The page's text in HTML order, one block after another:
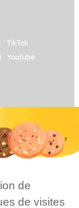
TikTok
Youtube
légales
de
de visites